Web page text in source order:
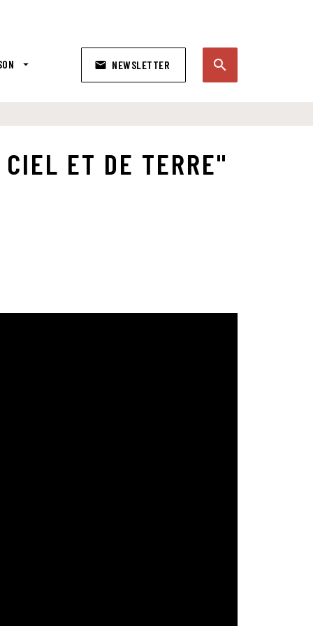
email NEWSLETTER search
arrow_drop_down search
ET DE TERRE"